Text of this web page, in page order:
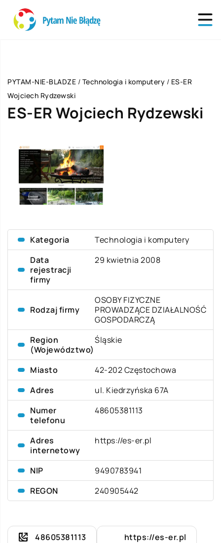
PYTAM-NIE-BLADZE / Technologia i komputery / ES-ER
Wojciech Rydzewski
ES-ER Wojciech Rydzewski
Kategoria
Technologia i komputery
Data
rejestracji
firmy
29 kwietnia 2008
Rodzaj firmy
OSOBY FIZYCZNE
PROWADZĄCE DZIAŁALNOŚĆ
GOSPODARCZĄ
Region
(Województwo)
Śląskie
Miasto
42-202 Częstochowa
Adres
ul. Kiedrzyńska 67A
Numer
telefonu
48605381113
Adres
internetowy
https://es-er.pl
NIP
9490783941
REGON
240905442
48605381113 https://es-er.pl